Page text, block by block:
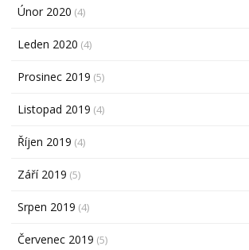
Únor 2020 (4)
Leden 2020 (4)
Prosinec 2019 (5)
Listopad 2019 (4)
Říjen 2019 (4)
Září 2019 (5)
Srpen 2019 (4)
Červenec 2019 (5)